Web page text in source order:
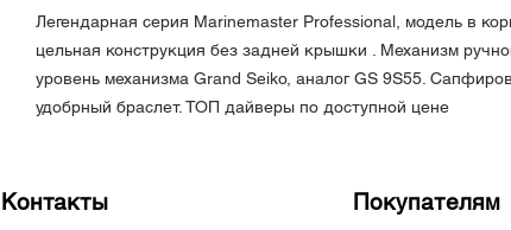
Легендарная серия Marinemaster Professional, модель в
цельная конструкция без задней крышки . Механизм
уровень механизма Grand Seiko, аналог GS 9S55.
удобрный браслет. ТОП дайверы по доступной цене
Контакты Покупателям